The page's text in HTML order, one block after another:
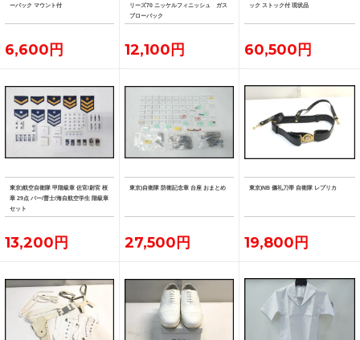
ーバック マウント付
6,600円
リーズ70 ニッケルフィニッシュ ガス
ブローバック
12,100円
ック ストック付 現状品
60,500円
東京)航空自衛隊 甲階級章 佐官/尉官 桜
章 29点 バー/曹士/海自航空学生 階級章
セット
13,200円
東京)自衛隊 防衛記念章 台座 おまとめ
27,500円
東京)NB 儀礼刀帯 自衛隊 レプリカ
19,800円